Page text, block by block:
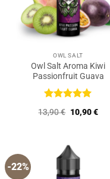
OWL SALT
Owl Salt Aroma Kiwi
Passionfruit Guava
Bewertet
mit 5 von
13,90€
Preis
10,90€
-22%